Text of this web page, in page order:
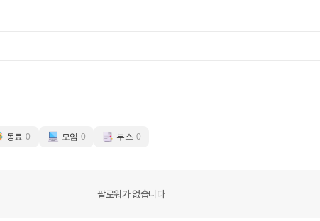
동료 0 모임 0 부스 0
팔로워가 없습니다